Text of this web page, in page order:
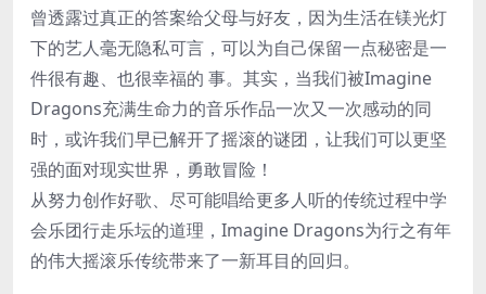
曾透露过真正的答案给父母与好友，因为生活在镁光灯
下的艺人毫无隐私可言，可以为自己保留一点秘密是一
件很有趣、也很幸福的 事。其实，当我们被Imagine
Dragons充满生命力的音乐作品一次又一次感动的同
时，或许我们早已解开了摇滚的谜团，让我们可以更坚
强的面对现实世界，勇敢冒险！
从努力创作好歌、尽可能唱给更多人听的传统过程中学
会乐团行走乐坛的道理，Imagine Dragons为行之有年
的伟大摇滚乐传统带来了一新耳目的回归。